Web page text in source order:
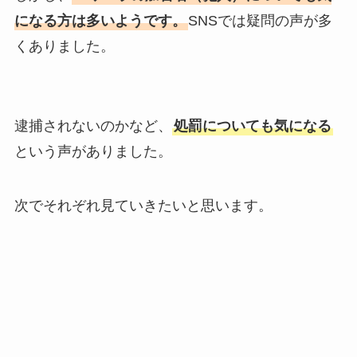
になる方は多いようです。SNSでは疑問の声が多
くありました。
逮捕されないのかなど、 処罰についても気になる
という声がありました。
次でそれぞれ見ていきたいと思います。